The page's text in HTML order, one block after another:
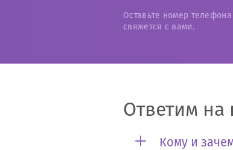
Оставьте номер
свяжется с вами.
Ответим на
Кому и